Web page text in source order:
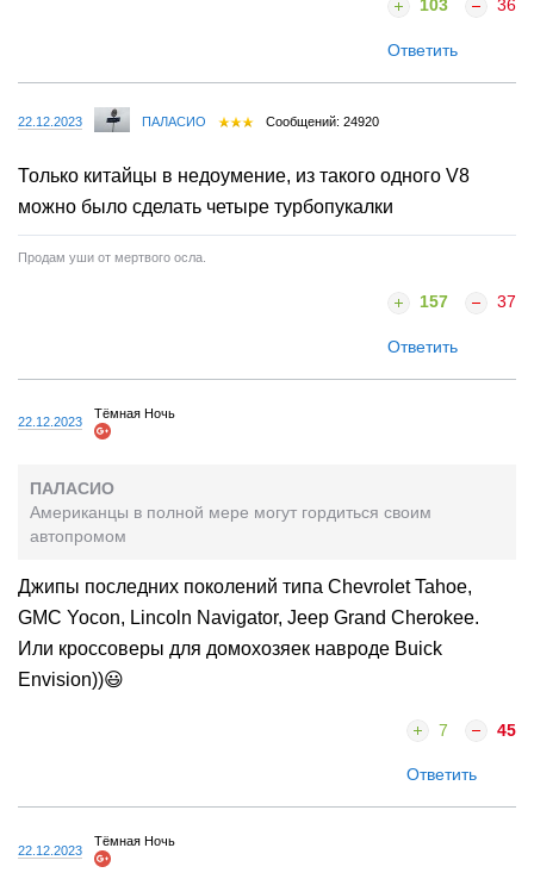
103 36
Ответить
22.12.2023 ПАЛАСИО Сообщений: 24920
Только китайцы в недоумение, из такого одного V8
можно было сделать четыре турбопукалки
Продам уши от мертвого осла.
157 37
Ответить
22.12.2023
Тёмная Ночь
ПАЛАСИО
Американцы в полной мере могут гордиться своим
автопромом
Джипы последних поколений типа Chevrolet Tahoe,
GMC Yocon, Lincoln Navigator, Jeep Grand Cherokee.
Или кроссоверы для домохозяек навроде Buick
Envision))😃
7 45
Ответить
22.12.2023
Тёмная Ночь